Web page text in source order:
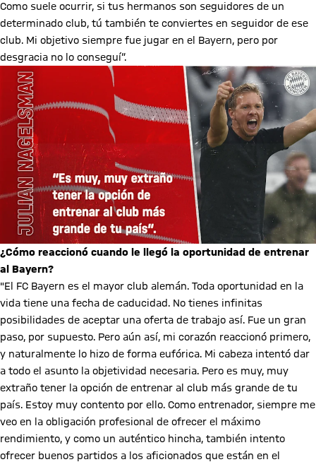
Como suele ocurrir, si tus hermanos son seguidores de un
determinado club, tú también te conviertes en seguidor de ese
club. Mi objetivo siempre fue jugar en el Bayern, pero por
desgracia no lo conseguí“.
¿Cómo reaccionó cuando le llegó la oportunidad de entrenar
al Bayern?
"El FC Bayern es el mayor club alemán. Toda oportunidad en la
vida tiene una fecha de caducidad. No tienes infinitas
posibilidades de aceptar una oferta de trabajo así. Fue un gran
paso, por supuesto. Pero aún así, mi corazón reaccionó primero,
y naturalmente lo hizo de forma eufórica. Mi cabeza intentó dar
a todo el asunto la objetividad necesaria. Pero es muy, muy
extraño tener la opción de entrenar al club más grande de tu
país. Estoy muy contento por ello. Como entrenador, siempre me
veo en la obligación profesional de ofrecer el máximo
rendimiento, y como un auténtico hincha, también intento
ofrecer buenos partidos a los aficionados que están en el